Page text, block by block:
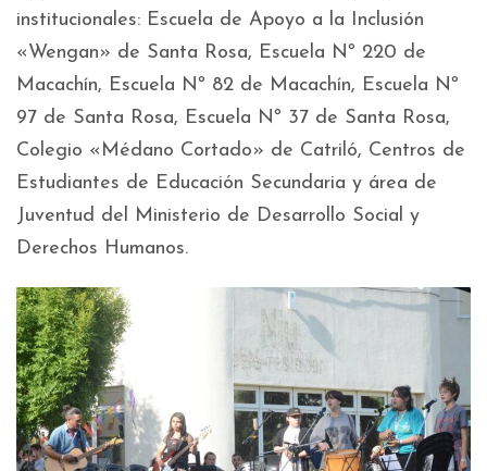
institucionales: Escuela de Apoyo a la Inclusión
«Wengan» de Santa Rosa, Escuela Nº 220 de
Macachín, Escuela Nº 82 de Macachín, Escuela Nº
97 de Santa Rosa, Escuela Nº 37 de Santa Rosa,
Colegio «Médano Cortado» de Catriló, Centros de
Estudiantes de Educación Secundaria y área de
Juventud del Ministerio de Desarrollo Social y
Derechos Humanos.